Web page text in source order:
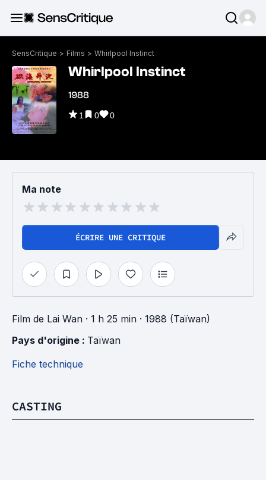
SensCritique > Films > Whirlpool Instinct
Whirlpool Instinct
1988
1 0 0
Ma note
ÉCRIRE UNE CRITIQUE
Film de Lai Wan · 1 h 25 min · 1988 (Taïwan)
Pays d'origine : Taïwan
Fiche technique
CASTING